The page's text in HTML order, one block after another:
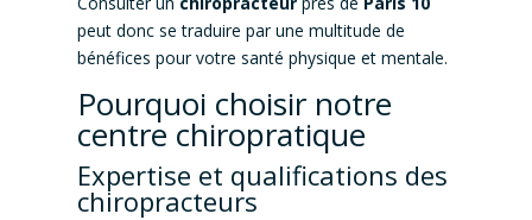
peut donc se traduire par une multitude de
bénéfices pour votre santé physique et mentale.
Pourquoi choisir notre
centre chiropratique
Expertise et qualifications des
chiropracteurs